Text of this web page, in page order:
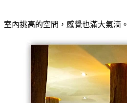
室內挑高的空間，感覺也滿大氣滴。